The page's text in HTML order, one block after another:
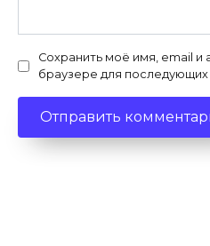
Сохранить моё имя, email и
браузере для